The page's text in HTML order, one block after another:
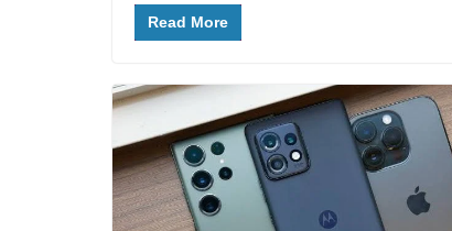
Read More